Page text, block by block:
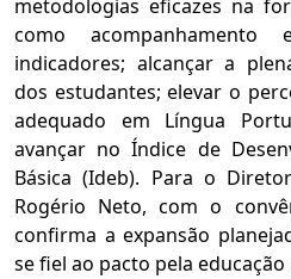
metodologias eficazes na
como acompanhamento
indicadores; alcançar a
dos estudantes; elevar o
adequado em Língua
avançar no Índice de
Básica (Ideb). Para o
Rogério Neto, com o
confirma a expansão
se fiel ao pacto pela